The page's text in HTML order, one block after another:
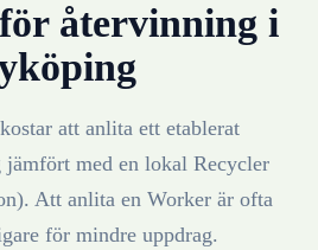
återvinning i
att anlita ett etablerat
jämfört med en lokal Recycler
Att anlita en Worker är ofta
för mindre uppdrag.